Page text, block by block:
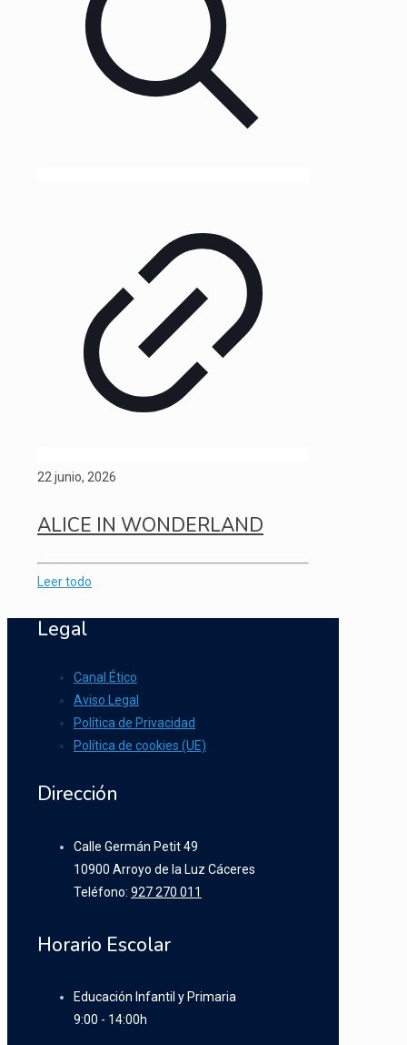
22 junio, 2026
ALICE IN WONDERLAND
Leer todo
Legal
Canal Ético
Aviso Legal
Política de Privacidad
Política de cookies (UE)
Dirección
Calle Germán Petit 49
10900 Arroyo de la Luz Cáceres
Teléfono: 927 270 011
Horario Escolar
Educación Infantil y Primaria
9:00 - 14:00h